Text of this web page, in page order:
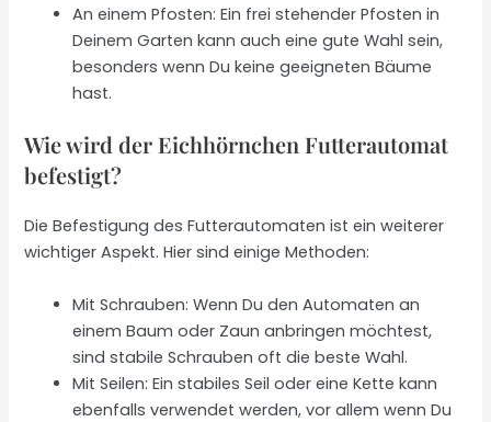
An einem Pfosten: Ein frei stehender Pfosten in
Deinem Garten kann auch eine gute Wahl sein,
besonders wenn Du keine geeigneten Bäume
hast.
Wie wird der Eichhörnchen Futterautomat
befestigt?
Die Befestigung des Futterautomaten ist ein weiterer
wichtiger Aspekt. Hier sind einige Methoden:
Mit Schrauben: Wenn Du den Automaten an
einem Baum oder Zaun anbringen möchtest,
sind stabile Schrauben oft die beste Wahl.
Mit Seilen: Ein stabiles Seil oder eine Kette kann
ebenfalls verwendet werden, vor allem wenn Du